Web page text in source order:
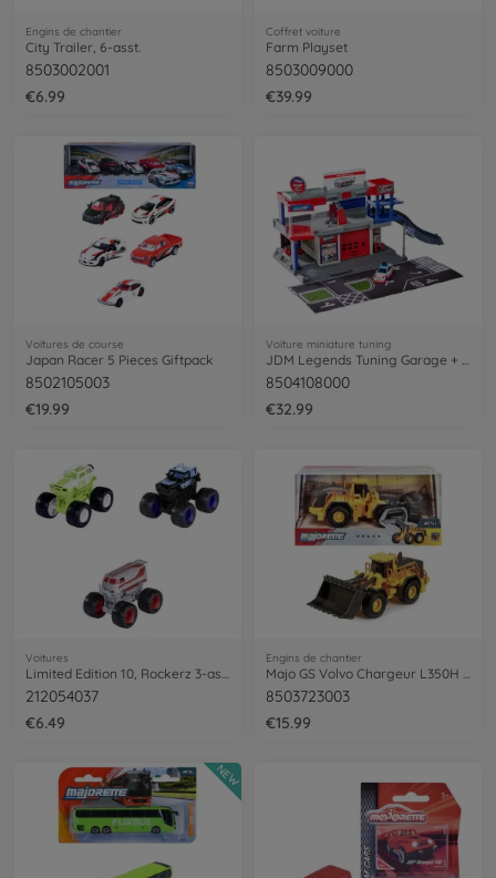
Engins de chantier
City Trailer, 6-asst.
8503002001
€6.99
Coffret voiture
Farm Playset
8503009000
€39.99
Voitures de course
Japan Racer 5 Pieces Giftpack
8502105003
€19.99
Voiture miniature tuning
JDM Legends Tuning Garage + 1 Vehicle
8504108000
€32.99
Voitures
212054037
€6.49
Engins de chantier
8503723003
€15.99
NEW